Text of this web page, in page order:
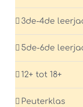
3de-4de
5de-6de
12+ tot 18+
Peuterklas